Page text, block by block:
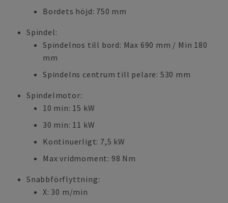
Bordets höjd: 750 mm
Spindel:
Spindelnos till bord: Max 690 mm / Min 180
mm
Spindelns centrum till pelare: 530 mm
Spindelmotor:
10 min: 15 kW
30 min: 11 kW
Kontinuerligt: 7,5 kW
Max vridmoment: 98 Nm
Snabbförflyttning:
X: 30 m/min